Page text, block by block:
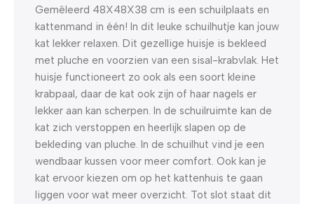
Gemêleerd 48X48X38 cm is een schuilplaats en
kattenmand in één! In dit leuke schuilhutje kan jouw
kat lekker relaxen. Dit gezellige huisje is bekleed
met pluche en voorzien van een sisal-krabvlak. Het
huisje functioneert zo ook als een soort kleine
krabpaal, daar de kat ook zijn of haar nagels er
lekker aan kan scherpen. In de schuilruimte kan de
kat zich verstoppen en heerlijk slapen op de
bekleding van pluche. In de schuilhut vind je een
wendbaar kussen voor meer comfort. Ook kan je
kat ervoor kiezen om op het kattenhuis te gaan
liggen voor wat meer overzicht. Tot slot staat dit